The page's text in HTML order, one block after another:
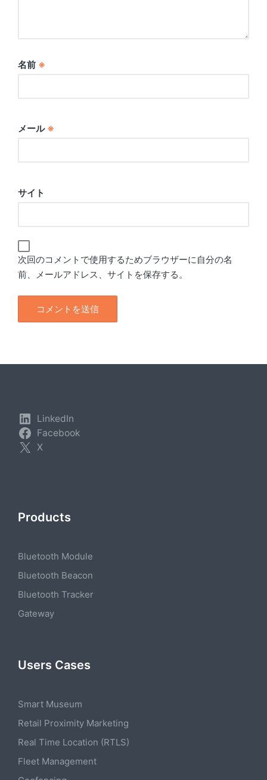
名前 ※
メール ※
サイト
次回のコメントで使用するためブラウザーに自分の名
前、メールアドレス、サイトを保存する。
LinkedIn
Facebook
X
Products
Bluetooth Module
Bluetooth Beacon
Bluetooth Tracker
Gateway
Users Cases
Smart Museum
Retail Proximity Marketing
Real Time Location (RTLS)
Fleet Management